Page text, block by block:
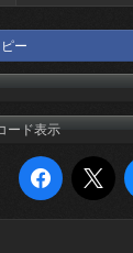
ー
ード表示